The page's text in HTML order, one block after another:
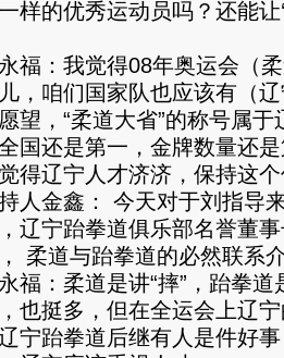
样的优秀运动员吗？还能让
：我觉得08年奥运会（柔
，咱们国家队也应该有（
望，“柔道大省”的称号属
国还是第一，金牌数量还
得辽宁人才济济，保持这
金鑫： 今天对于刘指导来
辽宁跆拳道俱乐部名誉董
柔道与跆拳道的必然联系
：柔道是讲“摔”，跆拳道
也挺多，但在全运会上辽
宁跆拳道后继有人是件好